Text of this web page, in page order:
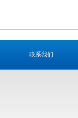
联系我们